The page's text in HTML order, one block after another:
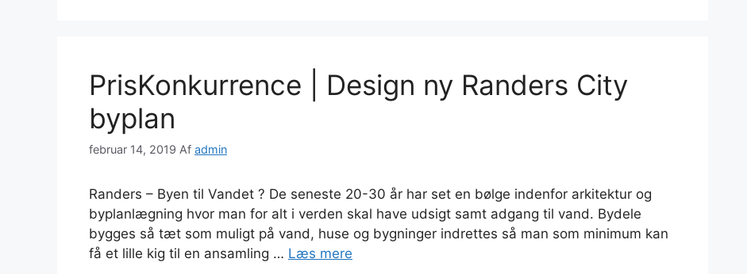
PrisKonkurrence | Design ny Randers City
byplan
februar 14, 2019 Af admin
Randers – Byen til Vandet ? De seneste 20-30 år har set en bølge indenfor arkitektur og
byplanlægning hvor man for alt i verden skal have udsigt samt adgang til vand. Bydele
bygges så tæt som muligt på vand, huse og bygninger indrettes så man som minimum kan
få et lille kig til en ansamling … Læs mere